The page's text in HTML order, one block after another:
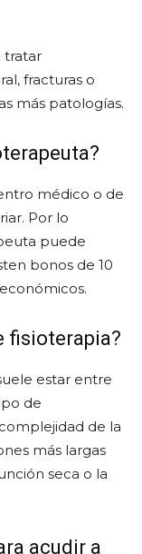
tratar
fracturas o
más patologías.
médico o de
Por lo
puede
bonos de 10
fisioterapia?
estar entre
de
de la
más largas
seca o la
acudir a